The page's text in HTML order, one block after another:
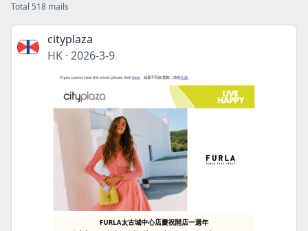
Total 518 mails
cityplaza
HK · 2026-3-9